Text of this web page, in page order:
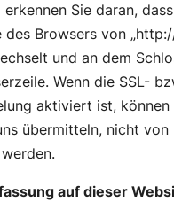
erkennen Sie daran,
des Browsers von
und an dem
Wenn die SSL-
aktiviert ist, können
übermitteln, nicht
auf dieser